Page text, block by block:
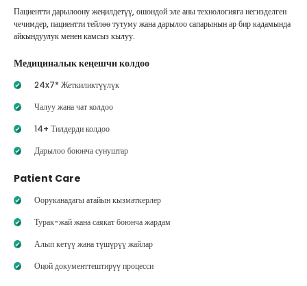
Пациентти дарылоону жеңилдетүү, ошондой эле аны технологияга негизделген
чечимдер, пациентти тейлөө тутуму жана дарылоо сапарынын ар бир кадамында
айкындуулук менен камсыз кылуу.
Медициналык кеңешчи колдоо
24x7* Жеткиликтүүлүк
Чалуу жана чат колдоо
14+ Тилдерди колдоо
Дарылоо боюнча сунуштар
Patient Care
Ооруканадагы атайын кызматкерлер
Турак-жай жана саякат боюнча жардам
Алып кетүү жана түшүрүү жайлар
Оңой документтештирүү процесси